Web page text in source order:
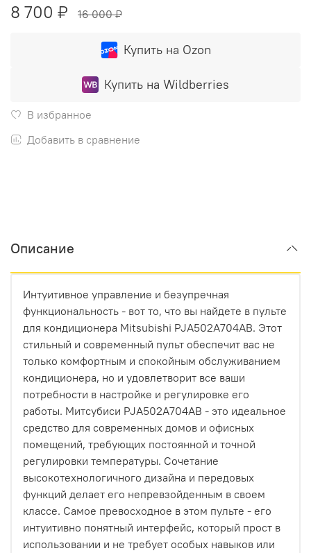
8 700 ₽ 16 000 ₽
Купить на Ozon
Купить на Wildberries
В избранное
Добавить в сравнение
Описание
Интуитивное управление и безупречная
функциональность - вот то, что вы найдете в пульте
для кондиционера Mitsubishi PJA502A704AB. Этот
стильный и современный пульт обеспечит вас не
только комфортным и спокойным обслуживанием
кондиционера, но и удовлетворит все ваши
потребности в настройке и регулировке его
работы. Митсубиси PJA502A704AB - это идеальное
средство для современных домов и офисных
помещений, требующих постоянной и точной
регулировки температуры. Сочетание
высокотехнологичного дизайна и передовых
функций делает его непревзойденным в своем
классе. Самое превосходное в этом пульте - его
интуитивно понятный интерфейс, который прост в
использовании и не требует особых навыков или